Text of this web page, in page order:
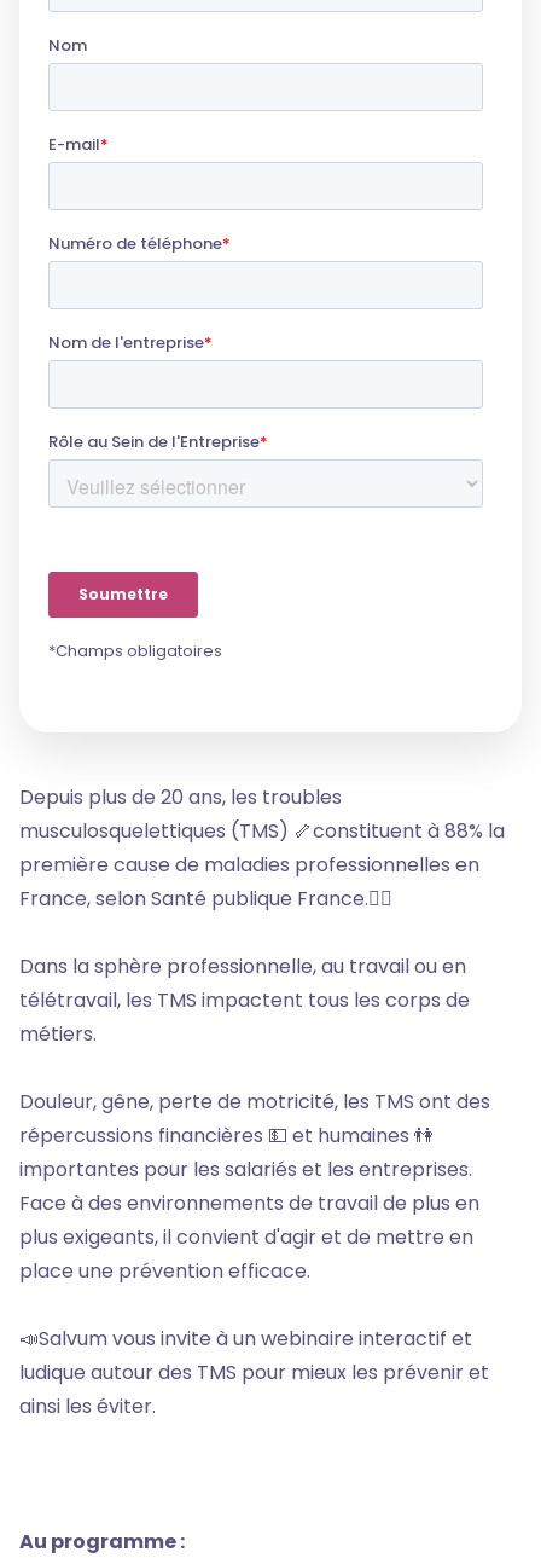
*Champs obligatoires
Depuis plus de 20 ans, les troubles
musculosquelettiques (TMS) 🦴constituent à 88% la
première cause de maladies professionnelles en
France, selon Santé publique France.🧑‍⚕️
Dans la sphère professionnelle, au travail ou en
télétravail, les TMS impactent tous les corps de
métiers.
Douleur, gêne, perte de motricité, les TMS ont des
répercussions financières 💵 et humaines 👫
importantes pour les salariés et les entreprises.
Face à des environnements de travail de plus en
plus exigeants, il convient d'agir et de mettre en
place une prévention efficace.
📣Salvum vous invite à un webinaire interactif et
ludique autour des TMS pour mieux les prévenir et
ainsi les éviter.
Au programme :